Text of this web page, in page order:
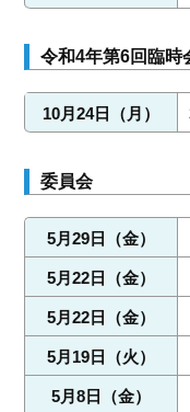
令和4年第6回臨時
10月24日（月）
委員会
5月29日（金）
5月22日（金）
5月22日（金）
5月19日（火）
5月8日（金）